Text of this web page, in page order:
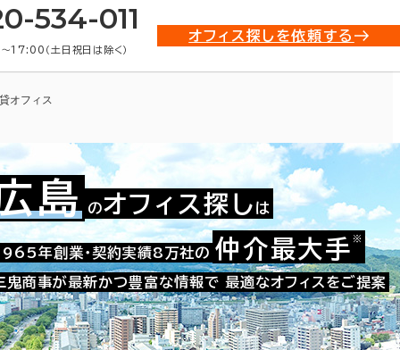
534-011
17:00（土日祝日は除く）
オフィス探しを依頼する
オフィス
お問い合わせ番号：010-06151
島 のオフィス探し は
年創業・契約実績8万社の 仲介最大手 ※
鬼商事が最新かつ豊富な情報で 最適なオフィスをご提案